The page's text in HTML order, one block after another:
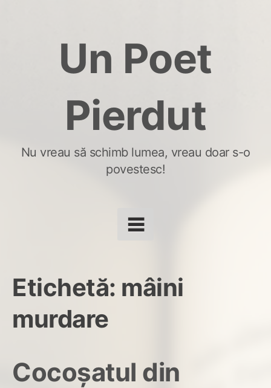
Un Poet
Pierdut
Nu vreau să schimb lumea, vreau doar s-o
povestesc!
Etichetă: mâini
murdare
Cocoșatul din